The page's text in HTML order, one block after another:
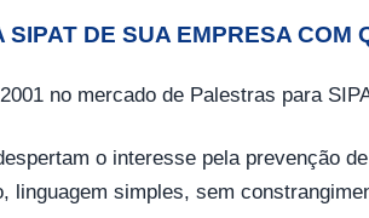
SIPAT DE SUA EMPRESA COM
no mercado de Palestras para
o interesse pela prevenção
linguagem simples, sem